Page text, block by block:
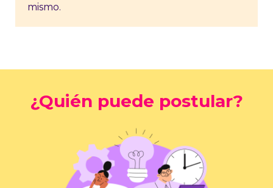
mismo.
¿Quién puede postular?